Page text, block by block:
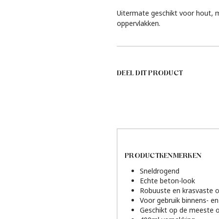
Uitermate geschikt voor hout,
oppervlakken.
DEEL DIT PRODUCT
PRODUCTKENMERKEN
Sneldrogend
Echte beton-look
Robuuste en krasvaste
Voor gebruik binnens-
Geschikt op de meeste